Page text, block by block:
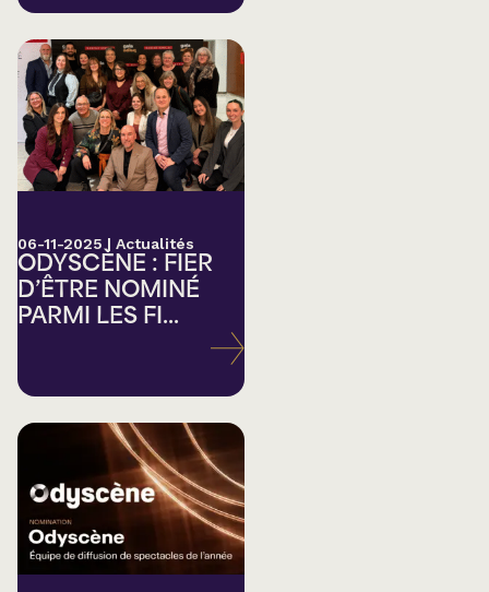
06-11-2025 | Actualités
ODYSCÈNE : FIER
D’ÊTRE NOMINÉ
PARMI LES FI...